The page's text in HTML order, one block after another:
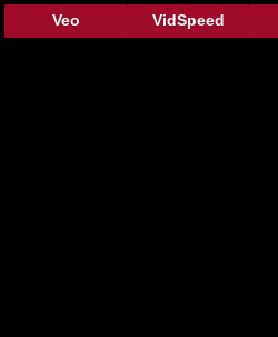
VidSpeed
Veo